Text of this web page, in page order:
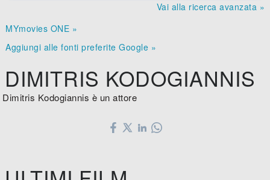
Vai alla ricerca avanzata »
MYmovies ONE »
Aggiungi alle fonti preferite Google »
DIMITRIS KODOGIANNIS
Dimitris Kodogiannis è un attore